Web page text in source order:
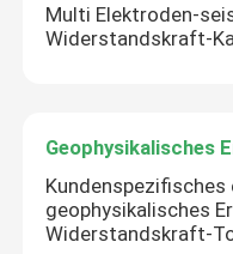
Multi Elektroden-
Widerstandskraft-
Geophysikalisches
geophysikalisches
Widerstandskraft-